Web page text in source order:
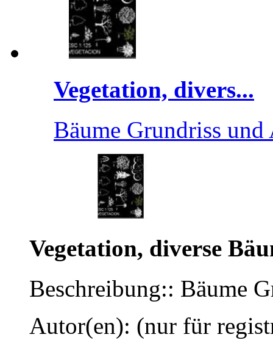
Vegetation, divers...
Bäume Grundriss und
Vegetation, diverse
Beschreibung:: Bäume
Autor(en): (nur für